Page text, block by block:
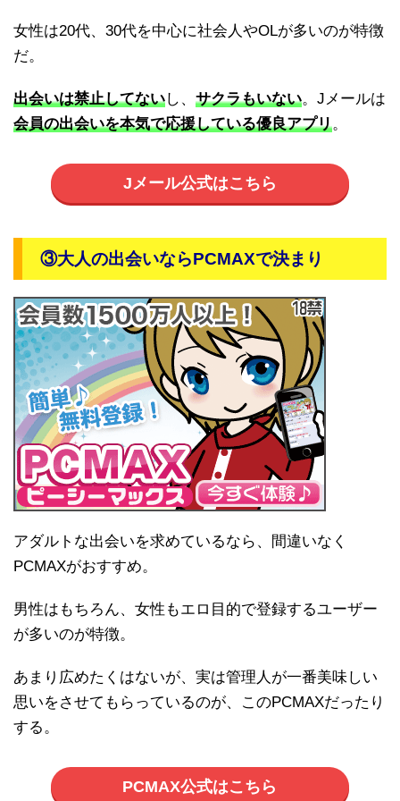
女性は20代、30代を中心に社会人やOLが多いのが特徴
だ。
出会いは禁止してないし、 サクラもいない。Jメールは
会員の出会いを本気で応援している優良アプリ。
Jメール公式はこちら
③大人の出会いならPCMAXで決まり
アダルトな出会いを求めているなら、間違いなく
PCMAXがおすすめ。
男性はもちろん、女性もエロ目的で登録するユーザー
が多いのが特徴。
あまり広めたくはないが、実は管理人が一番美味しい
思いをさせてもらっているのが、このPCMAXだったり
する。
PCMAX公式はこちら